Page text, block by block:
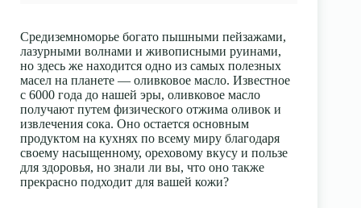
Средиземноморье богато пышными пейзажами,
лазурными волнами и живописными руинами,
но здесь же находится одно из самых полезных
масел на планете — оливковое масло. Известное
с 6000 года до нашей эры, оливковое масло
получают путем физического отжима оливок и
извлечения сока. Оно остается основным
продуктом на кухнях по всему миру благодаря
своему насыщенному, ореховому вкусу и пользе
для здоровья, но знали ли вы, что оно также
прекрасно подходит для вашей кожи?